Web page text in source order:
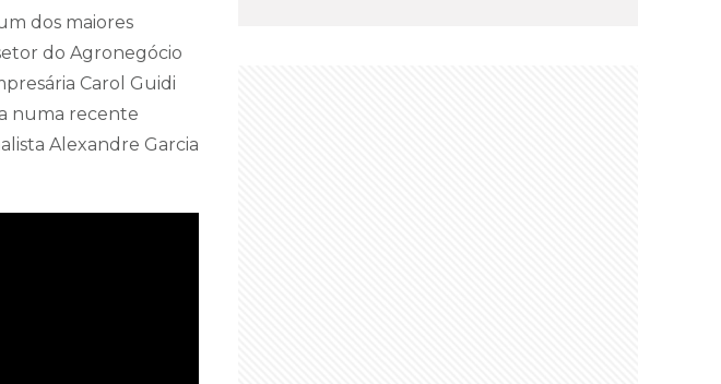
dos maiores
do Agronegócio
Carol Guidi
numa recente
Alexandre Garcia